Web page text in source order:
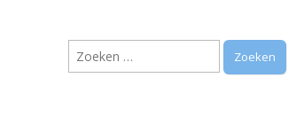
Zoeken
naar: